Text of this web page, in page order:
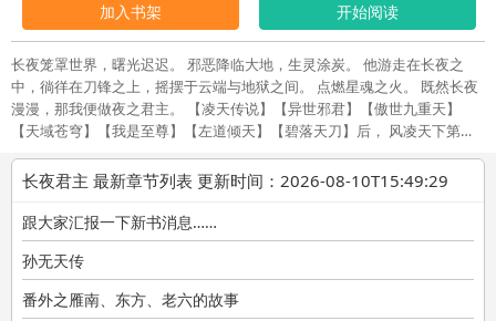
加入书架 开始阅读
长夜笼罩世界，曙光迟迟。 邪恶降临大地，生灵涂炭。 他游走在长夜之
中，徜徉在刀锋之上，摇摆于云端与地狱之间。 点燃星魂之火。 既然长夜
漫漫，那我便做夜之君主。 【凌天传说】【异世邪君】【傲世九重天】
【天域苍穹】【我是至尊】【左道倾天】【碧落天刀】后， 风凌天下第八
长夜君主 最新章节列表 更新时间：2026-08-10T15:49:29
跟大家汇报一下新书消息……
孙无天传
番外之雁南、东方、老六的故事